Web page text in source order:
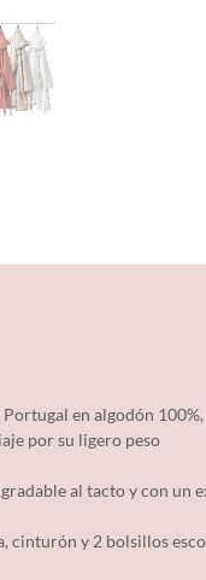
en algodón
por su ligero peso
al tacto y con
y 2 bolsillos